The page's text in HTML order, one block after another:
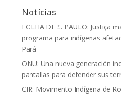
Notícias
FOLHA DE S. PAULO: Justiça
programa para indígenas
Pará
ONU: Una nueva generación
pantallas para defender sus
CIR: Movimento Indígena de